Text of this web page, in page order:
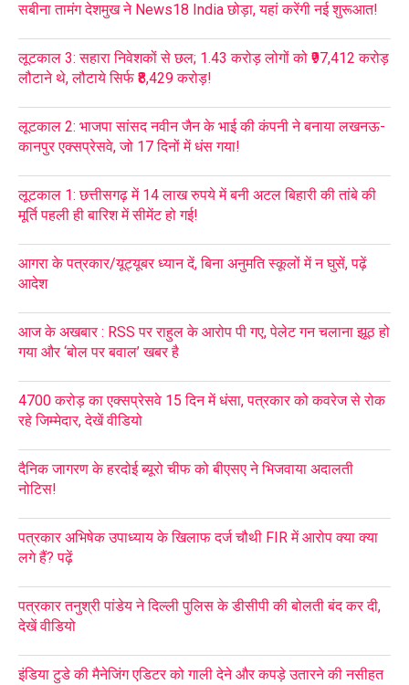
सबीना तामंग देशमुख ने News18 India छोड़ा, यहां करेंगी नई शुरूआत!
लूटकाल 3: सहारा निवेशकों से छल; 1.43 करोड़ लोगों को ₹97,412 करोड़
लौटाने थे, लौटाये सिर्फ ₹8,429 करोड़!
लूटकाल 2: भाजपा सांसद नवीन जैन के भाई की कंपनी ने बनाया लखनऊ-
कानपुर एक्सप्रेसवे, जो 17 दिनों में धंस गया!
लूटकाल 1: छत्तीसगढ़ में 14 लाख रुपये में बनी अटल बिहारी की तांबे की
मूर्ति पहली ही बारिश में सीमेंट हो गई!
आगरा के पत्रकार/यूट्यूबर ध्यान दें, बिना अनुमति स्कूलों में न घुसें, पढ़ें
आदेश
आज के अखबार : RSS पर राहुल के आरोप पी गए, पेलेट गन चलाना झूठ हो
गया और ‘बोल पर बवाल’ खबर है
4700 करोड़ का एक्सप्रेसवे 15 दिन में धंसा, पत्रकार को कवरेज से रोक
रहे जिम्मेदार, देखें वीडियो
दैनिक जागरण के हरदोई ब्यूरो चीफ को बीएसए ने भिजवाया अदालती
नोटिस!
पत्रकार अभिषेक उपाध्याय के खिलाफ दर्ज चौथी FIR में आरोप क्या क्या
लगे हैं? पढ़ें
पत्रकार तनुश्री पांडेय ने दिल्ली पुलिस के डीसीपी की बोलती बंद कर दी,
देखें वीडियो
इंडिया टुडे की मैनेजिंग एडिटर को गाली देने और कपड़े उतारने की नसीहत